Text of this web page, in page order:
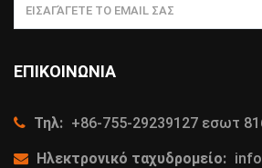
ΕΠΙΚΟΙΝΩΝΊΑ
Τηλ: +86-755-29239127 εσωτ
Ηλεκτρονικό ταχυδρομείο: